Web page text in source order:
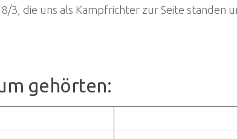
3, die uns als Kampfrichter zur Seite standen
gehörten: